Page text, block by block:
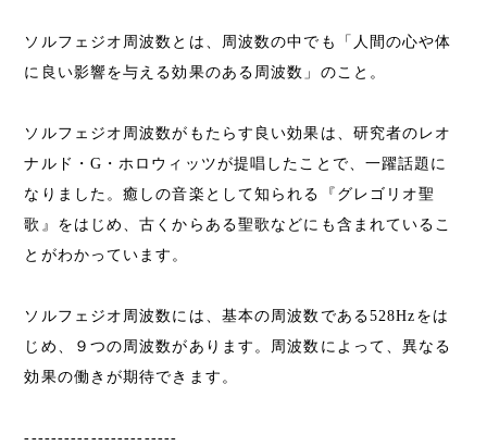
ソルフェジオ周波数とは、周波数の中でも「人間の心や体
に良い影響を与える効果のある周波数」のこと。
ソルフェジオ周波数がもたらす良い効果は、研究者のレオ
ナルド・G・ホロウィッツが提唱したことで、一躍話題に
なりました。癒しの音楽として知られる『グレゴリオ聖
歌』をはじめ、古くからある聖歌などにも含まれているこ
とがわかっています。
ソルフェジオ周波数には、基本の周波数である528Hzをは
じめ、９つの周波数があります。周波数によって、異なる
効果の働きが期待できます。
-----------------------